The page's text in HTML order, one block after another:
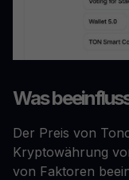
Was
Der Preis von
Kryptowährung
von Faktoren